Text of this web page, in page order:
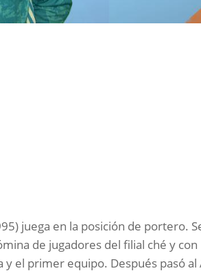
juega en la posición de portero.
de jugadores del filial ché y con
el primer equipo. Después pasó al